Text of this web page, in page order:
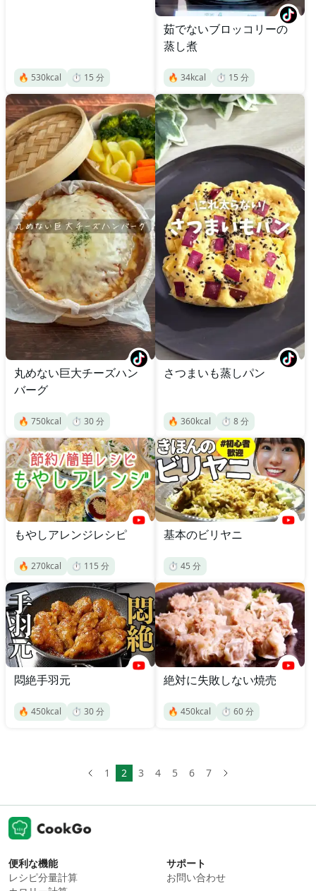
🔥 530kcal ⏱️ 15 分
茹でないブロッコリーの
蒸し煮
🔥 34kcal ⏱️ 15 分
丸めない巨大チーズハン
バーグ
🔥 750kcal ⏱️ 30分
さつまいも蒸しパン
🔥 360kcal ⏱️ 8分
もやしアレンジレシピ
🔥 270kcal ⏱️ 115 分
基本のビリヤニ
⏱️ 45 分
悶絶手羽元
🔥 450kcal ⏱️ 30分
絶対に失敗しない焼売
🔥 450kcal ⏱️ 60分
1 2 3 4 5 6 7
便利な機能
レシピ分量計算
サポート
お問い合わせ